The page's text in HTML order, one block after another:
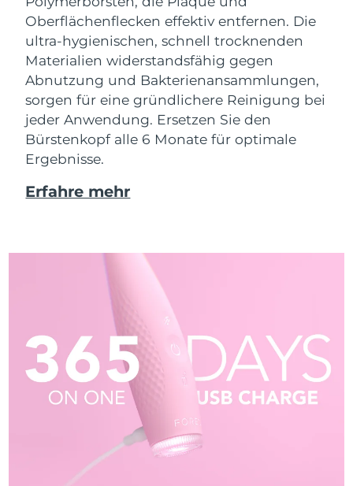
Oberflächenflecken effektiv entfernen. Die
ultra-hygienischen, schnell trocknenden
Materialien widerstandsfähig gegen
Abnutzung und Bakterienansammlungen,
sorgen für eine gründlichere Reinigung bei
jeder Anwendung. Ersetzen Sie den
Bürstenkopf alle 6 Monate für optimale
Ergebnisse.
Erfahre mehr